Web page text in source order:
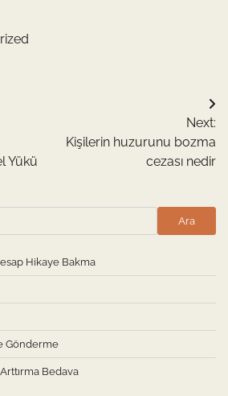
Yükü
Next:
Kişilerin huzurunu bozma
cezası nedir
Ara
Hikaye Bakma
Gönderme
Bedava